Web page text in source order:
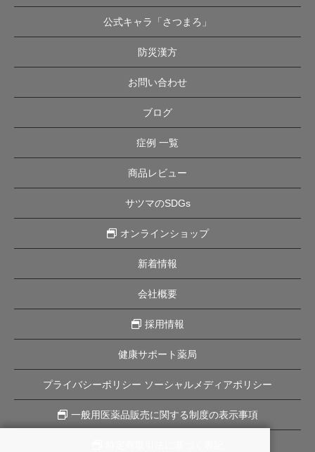
公式キャラ「さつまろ」
防災漢方
お問い合わせ
ブログ
症例 一覧
商品レビュー
サツマのSDGs
オンラインショップ
新着情報
会社概要
採用情報
健康サポート薬局
プライバシーポリシー ソーシャルメディアポリシー
一般用医薬品販売に関する制度の表示事項